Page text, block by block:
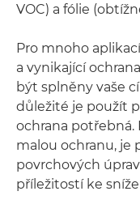
VOC) a fólie
Pro mnoho
a vynikající
být splněny vaše
důležité je použít
ochrana
malou ochranu, je
povrchových
příležitostí ke